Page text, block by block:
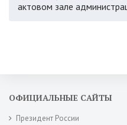
актовом зале
ОФИЦИАЛЬНЫЕ САЙТЫ
Президент России